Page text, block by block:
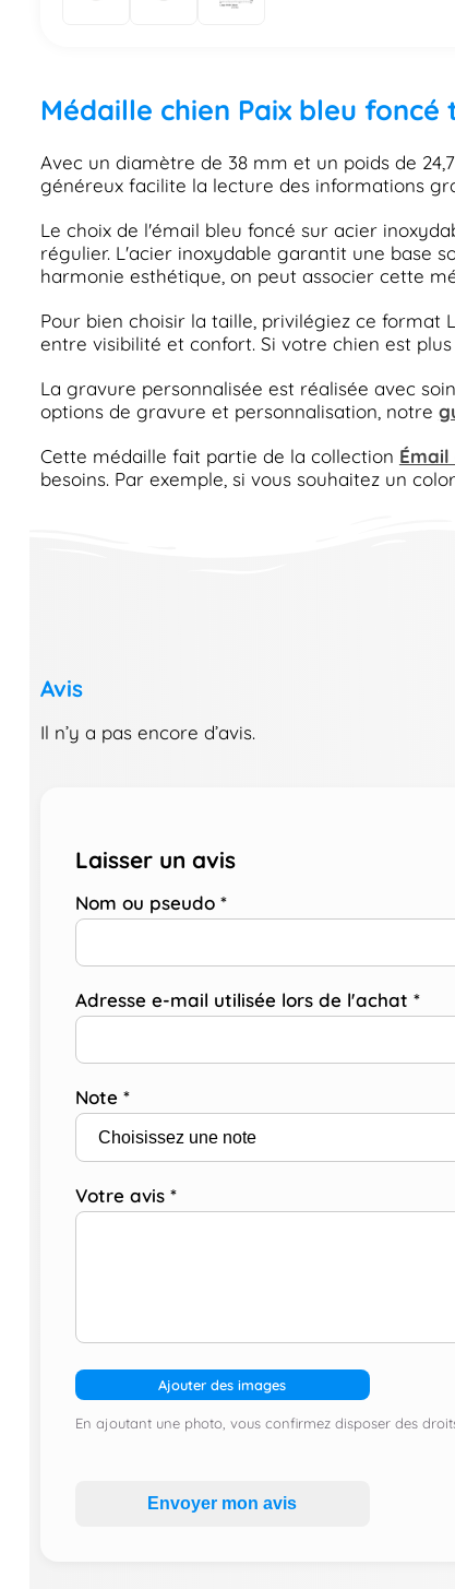
Médaille chien Paix bleu
Avec un diamètre de 38 mm et un poids de
généreux facilite la lecture des informations
Le choix de l'émail bleu foncé sur acier
régulier. L'acier inoxydable garantit une base
harmonie esthétique, on peut associer cette
Pour bien choisir la taille, privilégiez ce
entre visibilité et confort. Si votre chien est
La gravure personnalisée est réalisée avec
options de gravure et personnalisation, notre
Cette médaille fait partie de la collection
besoins. Par exemple, si vous souhaitez un
Avis
Il n’y a pas encore d’avis.
Laisser un avis
Nom ou pseudo *
Adresse e-mail utilisée lors de l'achat *
Note *
Votre avis *
Ajouter des images
En ajoutant une photo, vous confirmez disposer des
Envoyer mon avis